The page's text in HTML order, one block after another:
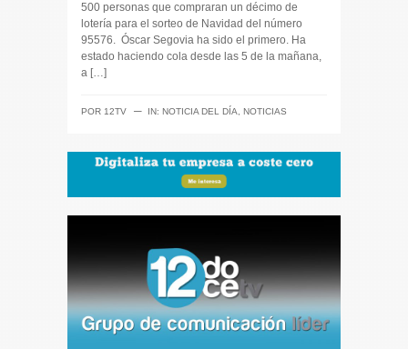
500 personas que compraran un décimo de
lotería para el sorteo de Navidad del número
95576. Óscar Segovia ha sido el primero. Ha
estado haciendo cola desde las 5 de la mañana,
a […]
POR 12TV ─ IN: NOTICIA DEL DÍA, NOTICIAS